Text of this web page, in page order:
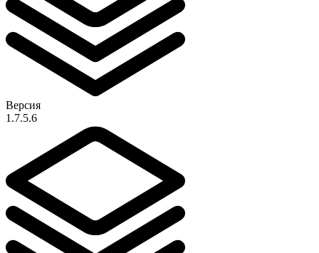
Версия
1.7.5.6